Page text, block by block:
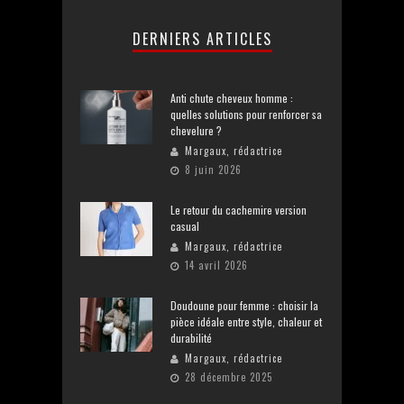
DERNIERS ARTICLES
Anti chute cheveux homme :
quelles solutions pour renforcer sa
chevelure ?
Margaux, rédactrice
8 juin 2026
Le retour du cachemire version
casual
Margaux, rédactrice
14 avril 2026
Doudoune pour femme : choisir la
pièce idéale entre style, chaleur et
durabilité
Margaux, rédactrice
28 décembre 2025